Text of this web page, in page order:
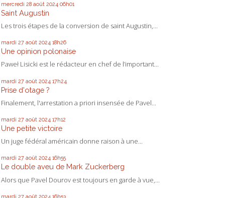
mercredi 28 août 2024 06h01
Saint Augustin
Les trois étapes de la conversion de saint Augustin,...
mardi 27 août 2024 18h26
Une opinion polonaise
Paweł Lisicki est le rédacteur en chef de l’important...
mardi 27 août 2024 17h24
Prise d'otage ?
Finalement, l'arrestation a priori insensée de Pavel...
mardi 27 août 2024 17h12
Une petite victoire
Un juge fédéral américain donne raison à une...
mardi 27 août 2024 16h55
Le double aveu de Mark Zuckerberg
Alors que Pavel Dourov est toujours en garde à vue,...
mardi 27 août 2024 16h53